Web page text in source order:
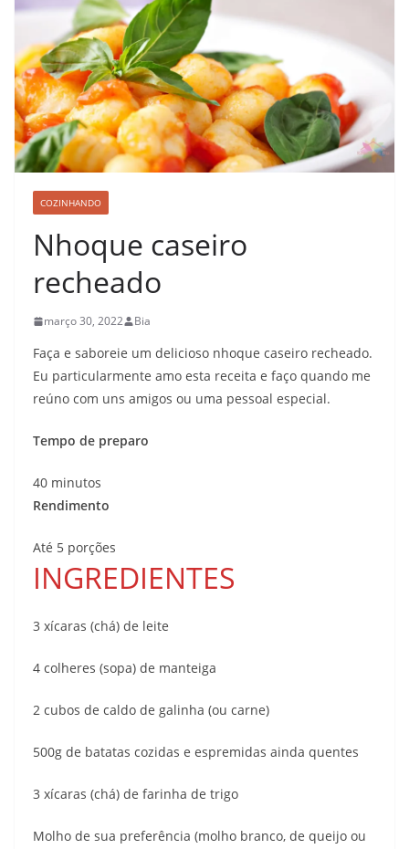
COZINHANDO
Nhoque caseiro
recheado
março 30, 2022 Bia
Faça e saboreie um delicioso nhoque caseiro recheado.
Eu particularmente amo esta receita e faço quando me
reúno com uns amigos ou uma pessoal especial.
Tempo de preparo
40 minutos
Rendimento
Até 5 porções
INGREDIENTES
3 xícaras (chá) de leite
4 colheres (sopa) de manteiga
2 cubos de caldo de galinha (ou carne)
500g de batatas cozidas e espremidas ainda quentes
3 xícaras (chá) de farinha de trigo
Molho de sua preferência (molho branco, de queijo ou